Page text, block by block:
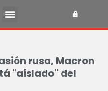
rusa, Macron
"aislado" del